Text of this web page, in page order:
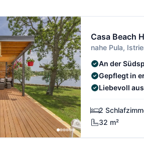
Casa Beach
nahe Pula,
An der
Gepflegt in
Liebevoll
2
32 m²